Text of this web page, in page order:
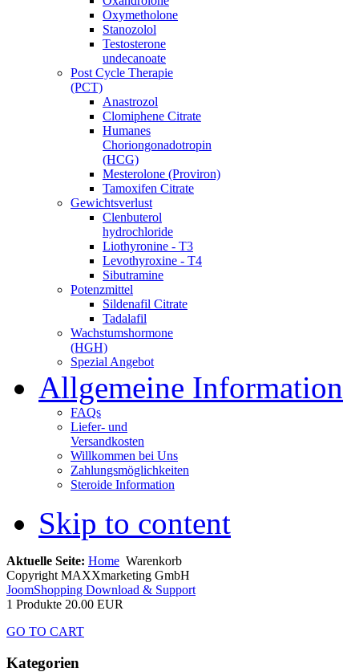
Oxymetholone
Stanozolol
Testosterone
undecanoate
Post Cycle Therapie
(PCT)
Anastrozol
Clomiphene Citrate
Humanes
Choriongonadotropin
(HCG)
Mesterolone (Proviron)
Tamoxifen Citrate
Gewichtsverlust
Clenbuterol
hydrochloride
Liothyronine - T3
Levothyroxine - T4
Sibutramine
Potenzmittel
Sildenafil Citrate
Tadalafil
Wachstumshormone
(HGH)
Spezial Angebot
Allgemeine Information
FAQs
Liefer- und
Versandkosten
Willkommen bei Uns
Zahlungsmöglichkeiten
Steroide Information
Skip to content
Aktuelle Seite: Home Warenkorb
Copyright MAXXmarketing GmbH
JoomShopping Download & Support
1 Produkte 20.00 EUR
GO TO CART
Kategorien